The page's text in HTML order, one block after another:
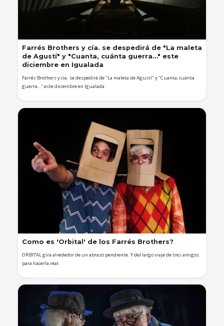
Farrés Brothers y cía. se despedirá de "La maleta
de Agustí" y "Cuanta, cuánta guerra…" este
diciembre en Igualada
Farrés Brothers y cía. se despedirá de "La maleta de Agustí" y "Cuanta, cuánta
guerra…" este diciembre en Igualada
Como es 'Orbital' de los Farrés Brothers?
ORBITAL gira alrededor de un abrazo pendiente. Y del largo viaje de tres amigos
para hacerla real.